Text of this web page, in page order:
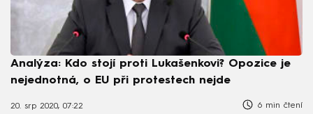
Analýza: Kdo stojí proti Lukašenkovi? Opozice je
nejednotná, o EU při protestech nejde
20. srp 2020, 07:22 6 min čtení